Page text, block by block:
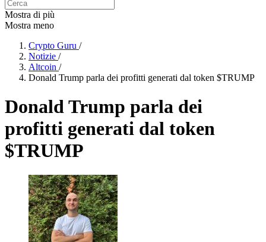
Mostra di più
Mostra meno
Crypto Guru /
Notizie /
Altcoin /
Donald Trump parla dei profitti generati dal token $TRUMP
Donald Trump parla dei
profitti generati dal token
$TRUMP